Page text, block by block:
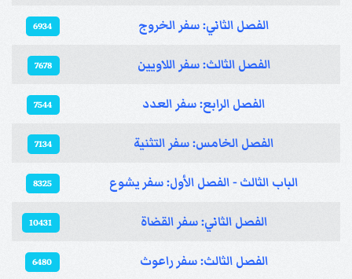
الفصل الثاني: سفر الخروج 6934
الفصل الثالث: سفر اللاويين 7678
الفصل الرابع: سفر العدد 7544
الفصل الخامس: سفر التثنية 7134
الباب الثالث - الفصل الأول: سفر يشوع 8325
الفصل الثاني: سفر القضاة 10431
الفصل الثالث: سفر راعوث 6480